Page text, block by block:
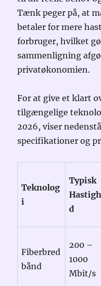
Tænk peger på, at
betaler for mere
forbruger, hvilket
sammenligning
privatøkonomien.
For at give et klart
tilgængelige
2026, viser
specifikationer og
Teknolog
i
Typisk
d
Fiberbred
bånd
200 –
1000
Mbit/s